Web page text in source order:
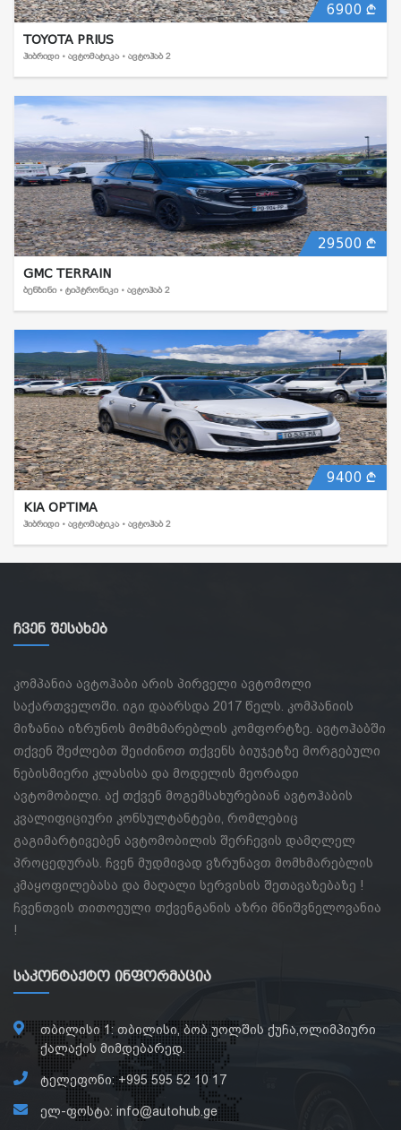
6900
TOYOTA PRIUS
ᲰᲘᲑᲠᲘᲓᲘ • ᲐᲕᲢᲝᲛᲐᲢᲘᲙᲐ • ᲐᲕᲢᲝᲰᲐᲑ 2
29500
GMC TERRAIN
ᲑᲔᲜᲖᲘᲜᲘ • ᲢᲘᲞᲢᲠᲝᲜᲘᲙᲘ • ᲐᲕᲢᲝᲰᲐᲑ 2
9400
KIA OPTIMA
ᲰᲘᲑᲠᲘᲓᲘ • ᲐᲕᲢᲝᲛᲐᲢᲘᲙᲐ • ᲐᲕᲢᲝᲰᲐᲑ 2
Ჩვენ Შესახებ
კომპანია ავტოჰაბი არის პირველი ავტომოლი
საქართველოში. იგი დაარსდა 2017 წელს. კომპანიის
მიზანია იზრუნოს მომხმარებლის კომფორტზე. ავტოჰაბში
თქვენ შეძლებთ შეიძინოთ თქვენს ბიუჯეტზე მორგებული
ნებისმიერი კლასისა და მოდელის მეორადი
ავტომობილი. აქ თქვენ მოგემსახურებიან ავტოჰაბის
კვალიფიციური კონსულტანტები, რომლებიც
გაგიმარტივებენ ავტომობილის შერჩევის დამღლელ
პროცედურას. ჩვენ მუდმივად ვზრუნავთ მომხმარებლის
კმაყოფილებასა და მაღალი სერვისის შეთავაზებაზე !
ჩვენთვის თითოეული თქვენგანის აზრი მნიშვნელოვანია
!
Საკონტაქტო Ინფორმაცია
თბილისი 1: თბილისი, ბობ უოლშის ქუჩა,ოლიმპიური
ქალაქის მიმდებარედ.
ტელეფონი: +995 595 52 10 17
ელ-ფოსტა: info@autohub.ge